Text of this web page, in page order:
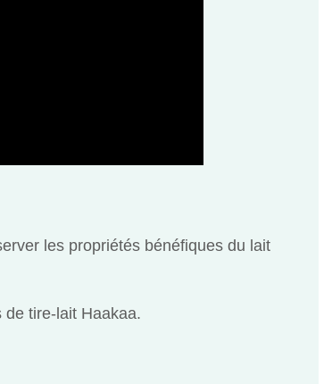
les propriétés bénéfiques du lait
tire-lait Haakaa.